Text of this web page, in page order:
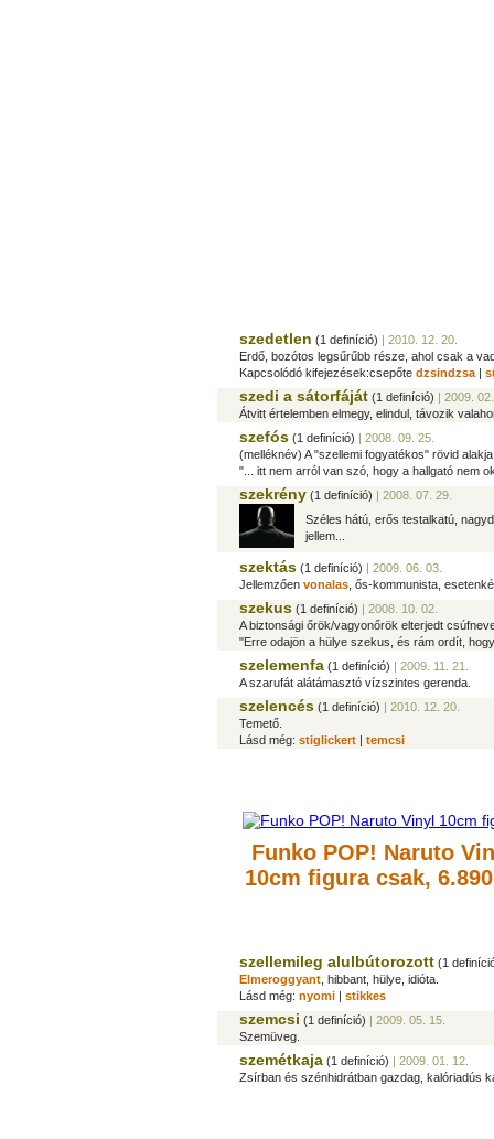
szedetlen (1 definíció) | 2010. 12. 20.
Erdő, bozótos legsűrűbb része, ahol csak a
Kapcsolódó kifejezések:csepőte dzsindzsa |
szedi a sátorfáját (1 definíció) | 2009.
Átvitt értelemben elmegy, elindul, távozik
szefós (1 definíció) | 2008. 09. 25.
(melléknév) A "szellemi fogyatékos" rövid
"... itt nem arról van szó, hogy a hallgató nem
szekrény (1 definíció) | 2008. 07. 29.
Széles hátú, erős testalkatú,
jellem...
szektás (1 definíció) | 2009. 06. 03.
Jellemzően vonalas , ős-kommunista,
szekus (1 definíció) | 2008. 10. 02.
A biztonsági őrök/vagyonőrök elterjedt
"Erre odajön a hülye szekus, és rám ordít,
szelemenfa (1 definíció) | 2009. 11. 21.
A szarufát alátámasztó vízszintes gerenda.
szelencés (1 definíció) | 2010. 12. 20.
Temető.
Lásd még: stiglickert | temcsi
Funko POP! Naruto
10cm figuracsak,
szellemileg alulbútorozott (1
Elmeroggyant , hibbant, hülye, idióta.
Lásd még: nyomi | stikkes
szemcsi (1 definíció) | 2009. 05. 15.
Szemüveg.
szemétkaja (1 definíció) | 2009. 01. 12.
Zsírban és szénhidrátban gazdag, kalóriadús